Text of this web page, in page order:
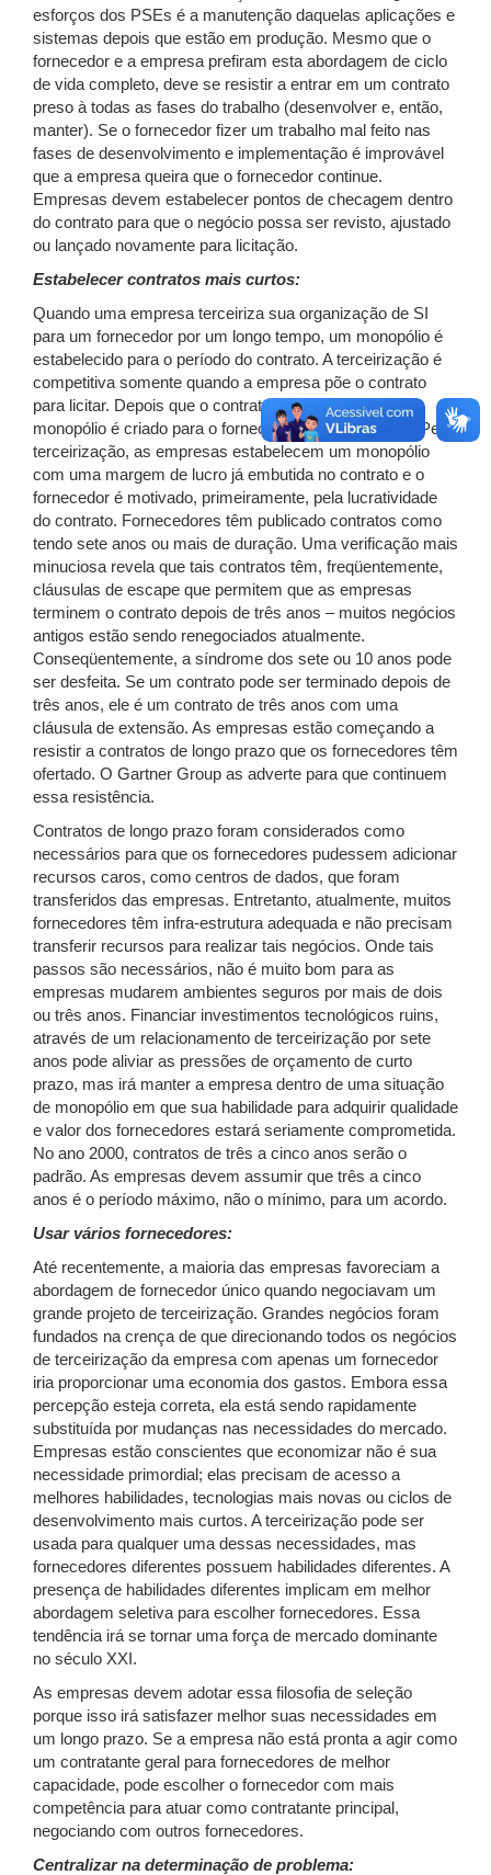
esforços dos PSEs é a manutenção daquelas aplicações e
sistemas depois que estão em produção. Mesmo que o
fornecedor e a empresa prefiram esta abordagem de ciclo
de vida completo, deve se resistir a entrar em um contrato
preso à todas as fases do trabalho (desenvolver e, então,
manter). Se o fornecedor fizer um trabalho mal feito nas
fases de desenvolvimento e implementação é improvável
que a empresa queira que o fornecedor continue.
Empresas devem estabelecer pontos de checagem dentro
do contrato para que o negócio possa ser revisto, ajustado
ou lançado novamente para licitação.
Estabelecer contratos mais curtos:
Quando uma empresa terceiriza sua organização de SI
para um fornecedor por um longo tempo, um monopólio é
estabelecido para o período do contrato. A terceirização é
competitiva somente quando a empresa põe o contrato
para licitar. Depois que o contrato é assinado, um
monopólio é criado para o fornecimento dos serviços. Pela
terceirização, as empresas estabelecem um monopólio
com uma margem de lucro já embutida no contrato e o
fornecedor é motivado, primeiramente, pela lucratividade
do contrato. Fornecedores têm publicado contratos como
tendo sete anos ou mais de duração. Uma verificação mais
minuciosa revela que tais contratos têm, freqüentemente,
cláusulas de escape que permitem que as empresas
terminem o contrato depois de três anos – muitos negócios
antigos estão sendo renegociados atualmente.
Conseqüentemente, a síndrome dos sete ou 10 anos pode
ser desfeita. Se um contrato pode ser terminado depois de
três anos, ele é um contrato de três anos com uma
cláusula de extensão. As empresas estão começando a
resistir a contratos de longo prazo que os fornecedores têm
ofertado. O Gartner Group as adverte para que continuem
essa resistência.
Contratos de longo prazo foram considerados como
necessários para que os fornecedores pudessem adicionar
recursos caros, como centros de dados, que foram
transferidos das empresas. Entretanto, atualmente, muitos
fornecedores têm infra-estrutura adequada e não precisam
transferir recursos para realizar tais negócios. Onde tais
passos são necessários, não é muito bom para as
empresas mudarem ambientes seguros por mais de dois
ou três anos. Financiar investimentos tecnológicos ruins,
através de um relacionamento de terceirização por sete
anos pode aliviar as pressões de orçamento de curto
prazo, mas irá manter a empresa dentro de uma situação
de monopólio em que sua habilidade para adquirir qualidade
e valor dos fornecedores estará seriamente comprometida.
No ano 2000, contratos de três a cinco anos serão o
padrão. As empresas devem assumir que três a cinco
anos é o período máximo, não o mínimo, para um acordo.
Usar vários fornecedores:
Até recentemente, a maioria das empresas favoreciam a
abordagem de fornecedor único quando negociavam um
grande projeto de terceirização. Grandes negócios foram
fundados na crença de que direcionando todos os negócios
de terceirização da empresa com apenas um fornecedor
iria proporcionar uma economia dos gastos. Embora essa
percepção esteja correta, ela está sendo rapidamente
substituída por mudanças nas necessidades do mercado.
Empresas estão conscientes que economizar não é sua
necessidade primordial; elas precisam de acesso a
melhores habilidades, tecnologias mais novas ou ciclos de
desenvolvimento mais curtos. A terceirização pode ser
usada para qualquer uma dessas necessidades, mas
fornecedores diferentes possuem habilidades diferentes. A
presença de habilidades diferentes implicam em melhor
abordagem seletiva para escolher fornecedores. Essa
tendência irá se tornar uma força de mercado dominante
no século XXI.
As empresas devem adotar essa filosofia de seleção
porque isso irá satisfazer melhor suas necessidades em
um longo prazo. Se a empresa não está pronta a agir como
um contratante geral para fornecedores de melhor
capacidade, pode escolher o fornecedor com mais
competência para atuar como contratante principal,
negociando com outros fornecedores.
Centralizar na determinação de problema: